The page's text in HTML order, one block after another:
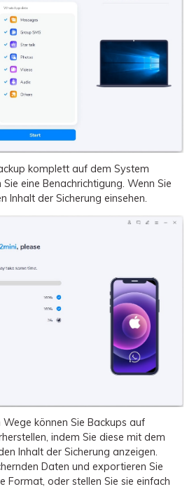
komplett auf dem System
eine Benachrichtigung. Wenn Sie
Inhalt der Sicherung einsehen.
können Sie Backups auf
indem Sie diese mit dem
Inhalt der Sicherung anzeigen.
Daten und exportieren Sie
Format, oder stellen Sie sie einfach